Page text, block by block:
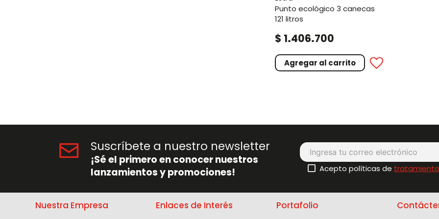
punto ecológico 3 canecas
121 litros
$ 1.406.700
Agregar al carrito
Suscríbete a nuestro newsletter
¡Sé el primero en conocer nuestros
lanzamientos y promociones!
Acepto políticas de
Nuestra Empresa Enlaces de Interés Portafolio